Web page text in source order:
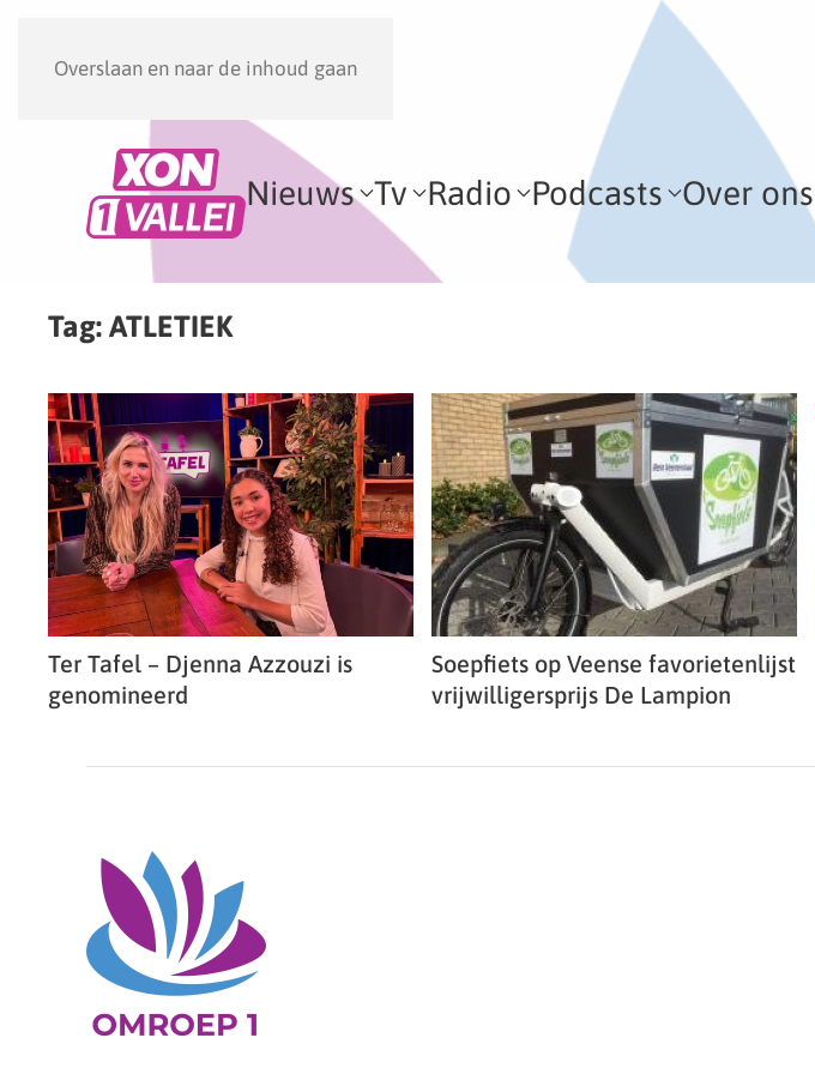
Overslaan en naar de inhoud gaan
Nieuws Tv Radio Podcasts Over ons
Tag: ATLETIEK
Ter Tafel – Djenna Azzouzi is
genomineerd
Soepfiets op Veense favorietenlijst
vrijwilligersprijs De Lampion